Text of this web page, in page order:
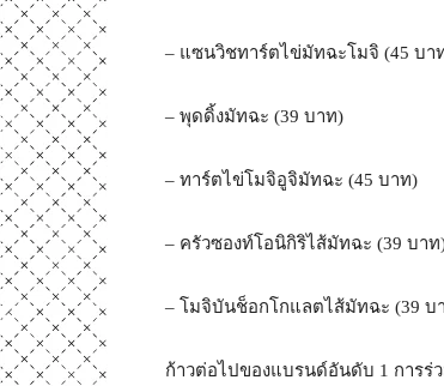
– แซนวิชทาร์ตไข่มัทฉะโมจิ (45 บา
– พุดดิ้งมัทฉะ (39 บาท)
– ทาร์ตไข่โมจิอูจิมัทฉะ (45 บาท)
– ครัวซองท์โอนิกิริไส้มัทฉะ (39 บาท
– โมจิบันช็อกโกแลตไส้มัทฉะ (39 บ
ก้าวต่อไปของแบรนด์อันดับ 1 การ